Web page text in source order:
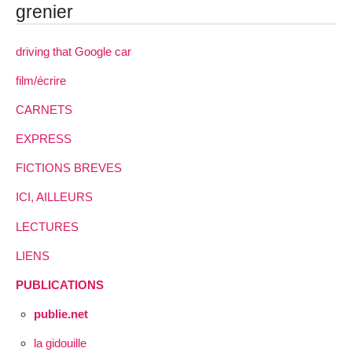
grenier
driving that Google car
film/écrire
CARNETS
EXPRESS
FICTIONS BREVES
ICI, AILLEURS
LECTURES
LIENS
PUBLICATIONS
publie.net
la gidouille